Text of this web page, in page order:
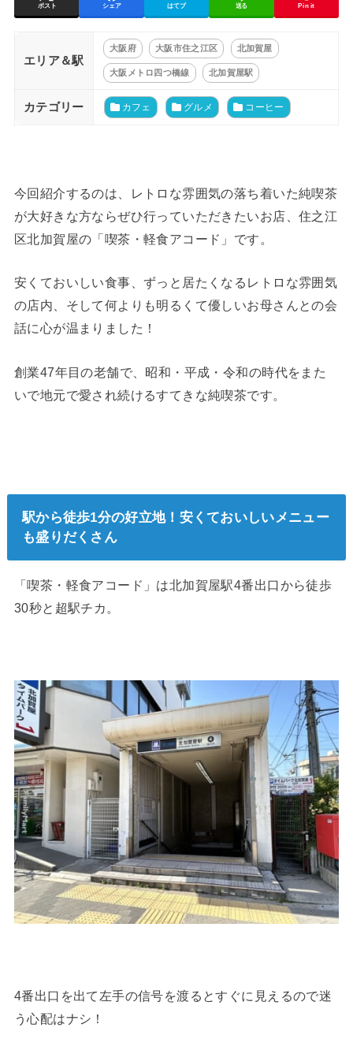
ポスト シェア はてブ 送る Pin it
エリア＆駅
大阪府 大阪市住之江区 北加賀屋
大阪メトロ四つ橋線 北加賀屋駅
カテゴリー カフェ グルメ コーヒー
今回紹介するのは、レトロな雰囲気の落ち着いた純喫茶
が大好きな方ならぜひ行っていただきたいお店、住之江
区北加賀屋の「喫茶・軽食アコード」です。
安くておいしい食事、ずっと居たくなるレトロな雰囲気
の店内、そして何よりも明るくて優しいお母さんとの会
話に心が温まりました！
創業47年目の老舗で、昭和・平成・令和の時代をまた
いで地元で愛され続けるすてきな純喫茶です。
駅から徒歩1分の好立地！安くておいしいメニュー
も盛りだくさん
「喫茶・軽食アコード」は北加賀屋駅4番出口から徒歩
30秒と超駅チカ。
4番出口を出て左手の信号を渡るとすぐに見えるので迷
う心配はナシ！